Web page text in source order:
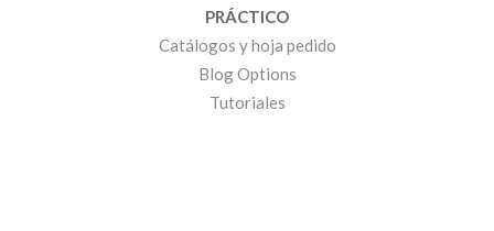
PRÁCTICO
Catálogos y hoja pedido
Blog Options
Tutoriales